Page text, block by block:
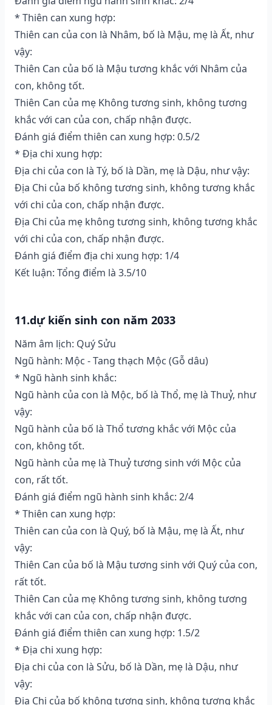
* Thiên can xung hợp:
Thiên can của con là Nhâm, bố là Mậu, mẹ là Ất, như
vậy:
Thiên Can của bố là Mậu tương khắc với Nhâm của
con, không tốt.
Thiên Can của mẹ Không tương sinh, không tương
khắc với can của con, chấp nhận được.
Đánh giá điểm thiên can xung hợp: 0.5/2
* Địa chi xung hợp:
Địa chi của con là Tý, bố là Dần, mẹ là Dậu, như vậy:
Địa Chi của bố không tương sinh, không tương khắc
với chi của con, chấp nhận được.
Địa Chi của mẹ không tương sinh, không tương khắc
với chi của con, chấp nhận được.
Đánh giá điểm địa chi xung hợp: 1/4
Kết luận: Tổng điểm là 3.5/10
11.dự kiến sinh con năm 2033
Năm âm lịch: Quý Sửu
Ngũ hành: Mộc - Tang thạch Mộc (Gỗ dâu)
* Ngũ hành sinh khắc:
Ngũ hành của con là Mộc, bố là Thổ, mẹ là Thuỷ, như
vậy:
Ngũ hành của bố là Thổ tương khắc với Mộc của
con, không tốt.
Ngũ hành của mẹ là Thuỷ tương sinh với Mộc của
con, rất tốt.
Đánh giá điểm ngũ hành sinh khắc: 2/4
* Thiên can xung hợp:
Thiên can của con là Quý, bố là Mậu, mẹ là Ất, như
vậy:
Thiên Can của bố là Mậu tương sinh với Quý của con,
rất tốt.
Thiên Can của mẹ Không tương sinh, không tương
khắc với can của con, chấp nhận được.
Đánh giá điểm thiên can xung hợp: 1.5/2
* Địa chi xung hợp:
Địa chi của con là Sửu, bố là Dần, mẹ là Dậu, như
vậy:
Địa Chi của bố không tương sinh, không tương khắc